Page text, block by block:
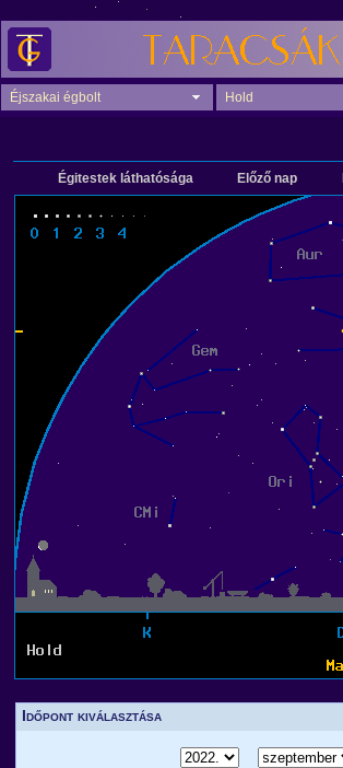
Éjszakai égbolt Hold
Égitestek láthatósága Előző nap
Időpont kiválasztása